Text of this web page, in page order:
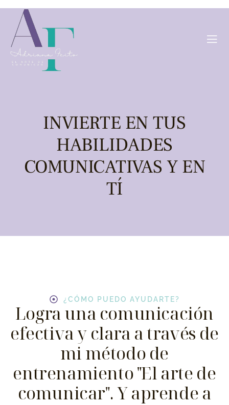
INVIERTE EN TUS
HABILIDADES
COMUNICATIVAS Y EN
TÍ
¿CÓMO PUEDO AYUDARTE?
Logra una comunicación
efectiva y clara a través de
mi método de
entrenamiento "El arte de
comunicar". Y aprende a